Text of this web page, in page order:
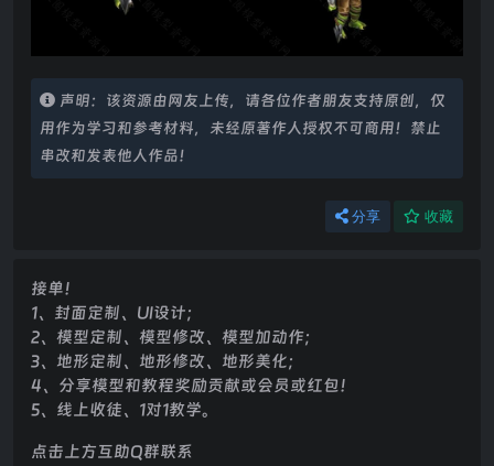
声明：该资源由网友上传，请各位作者朋友支持原创，仅
用作为学习和参考材料，未经原著作人授权不可商用！禁止
串改和发表他人作品！
分享 收藏
接单！
1、封面定制、UI设计；
2、模型定制、模型修改、模型加动作；
3、地形定制、地形修改、地形美化；
4、分享模型和教程奖励贡献或会员或红包！
5、线上收徒、1对1教学。
点击上方互助Q群联系